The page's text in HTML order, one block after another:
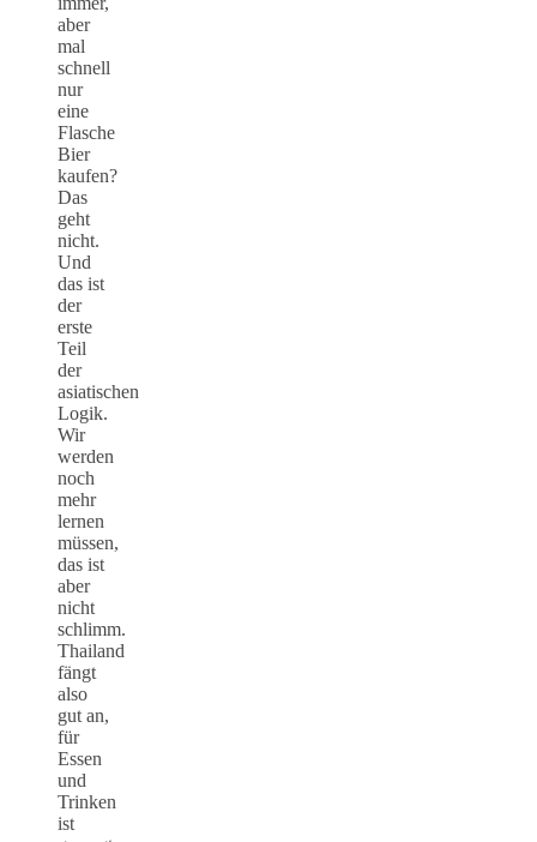
aber
mal
schnell
nur
eine
Flasche
Bier
kaufen?
Das
geht
nicht.
Und
das ist
der
erste
Teil
der
asiatischen
Logik.
Wir
werden
noch
mehr
lernen
müssen,
das ist
aber
nicht
schlimm.
Thailand
fängt
also
gut an,
für
Essen
und
Trinken
ist